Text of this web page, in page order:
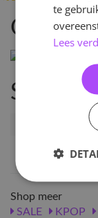
Artikelnummer
EAN nummer
Shop meer
SALE
KPOP
te
Lees